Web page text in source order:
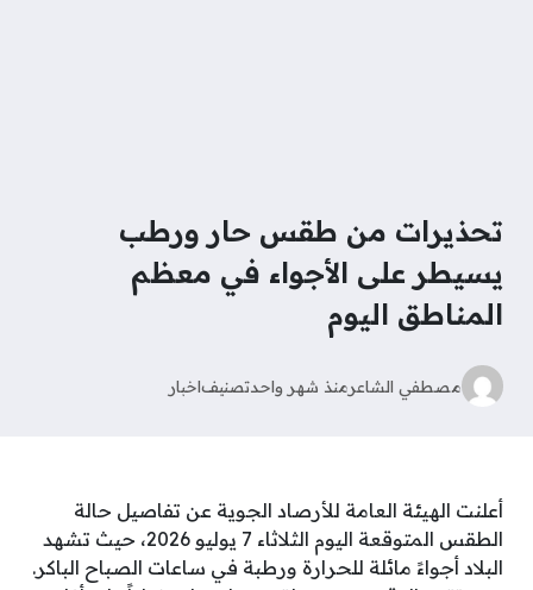
تحذيرات من طقس حار ورطب
يسيطر على الأجواء في معظم
المناطق اليوم
مصطفي الشاعرمنذ شهر واحدتصنيفاخبار
أعلنت الهيئة العامة للأرصاد الجوية عن تفاصيل حالة
الطقس المتوقعة اليوم الثلاثاء 7 يوليو 2026، حيث تشهد
البلاد أجواءً مائلة للحرارة ورطبة في ساعات الصباح الباكر.